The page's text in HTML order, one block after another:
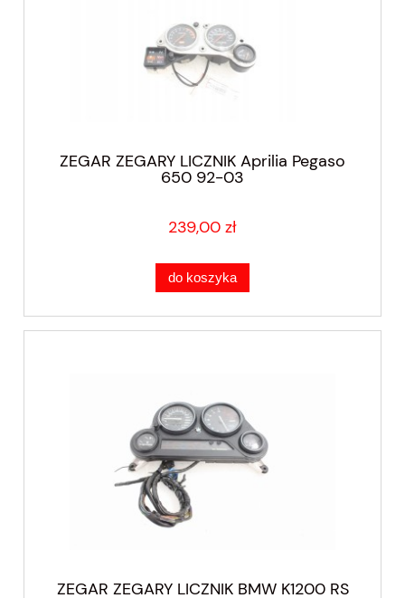
ZEGAR ZEGARY LICZNIK Aprilia Pegaso
650 92-03
239,00 zł
do koszyka
ZEGAR ZEGARY LICZNIK BMW K1200 RS